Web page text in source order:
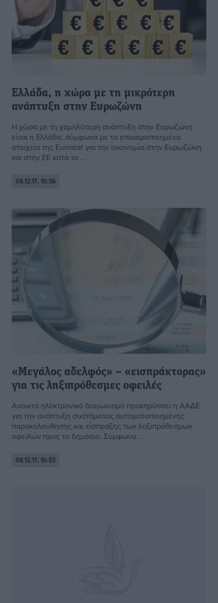
Ελλάδα, η χώρα με τη μικρότερη
ανάπτυξη στην Ευρωζώνη
Η χώρα με τη χαμηλότερη ανάπτυξη στην Ευρωζώνη
είναι η Ελλάδα, σύμφωνα με τα επικαιροποιημένα
στοιχεία της Εurostat για την οικονομία στην Ευρωζώνη
και στην ΕΕ κατά το ...
08.12.17, 10:56
«Μεγάλος αδελφός» – «εισπράκτορας»
για τις ληξιπρόθεσμες οφειλές
Ανοικτό ηλεκτρονικό διαγωνισμό προκηρύσσει η ΑΑΔΕ
για την ανάπτυξη συστήματος αυτοματοποιημένης
παρακολούθησης και είσπραξης των ληξιπρόθεσμων
οφειλών προς το δημόσιο. Σύμφωνα ...
08.12.17, 10:53